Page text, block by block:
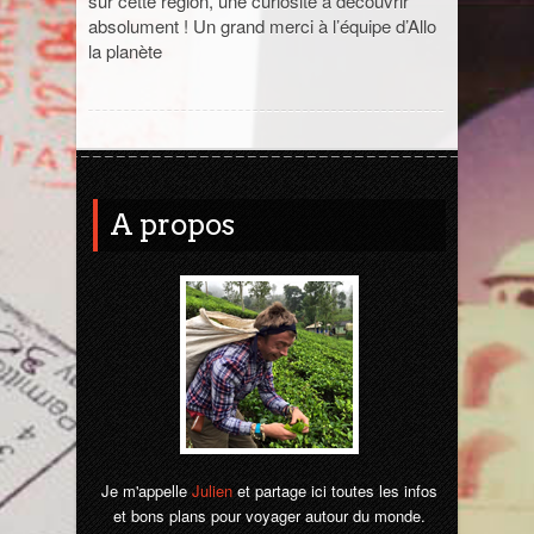
Jordanie
La Réunion
Madagascar
Malaisie
Maroc
Népal
Ouzbékistan
Pérou
Sénégal
absolument ! Un grand merci à l’équipe d’Allo
la planète
A propos
Je m'appelle Julien et partage ici toutes les infos
et bons plans pour voyager autour du monde.